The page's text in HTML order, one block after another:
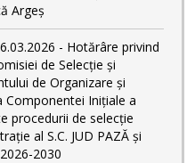
Argeș
- Hotărâre privind
de Selecție și
de Organizare și
Componentei Inițiale a
procedurii de selecție
al S.C. JUD PAZĂ și
2030